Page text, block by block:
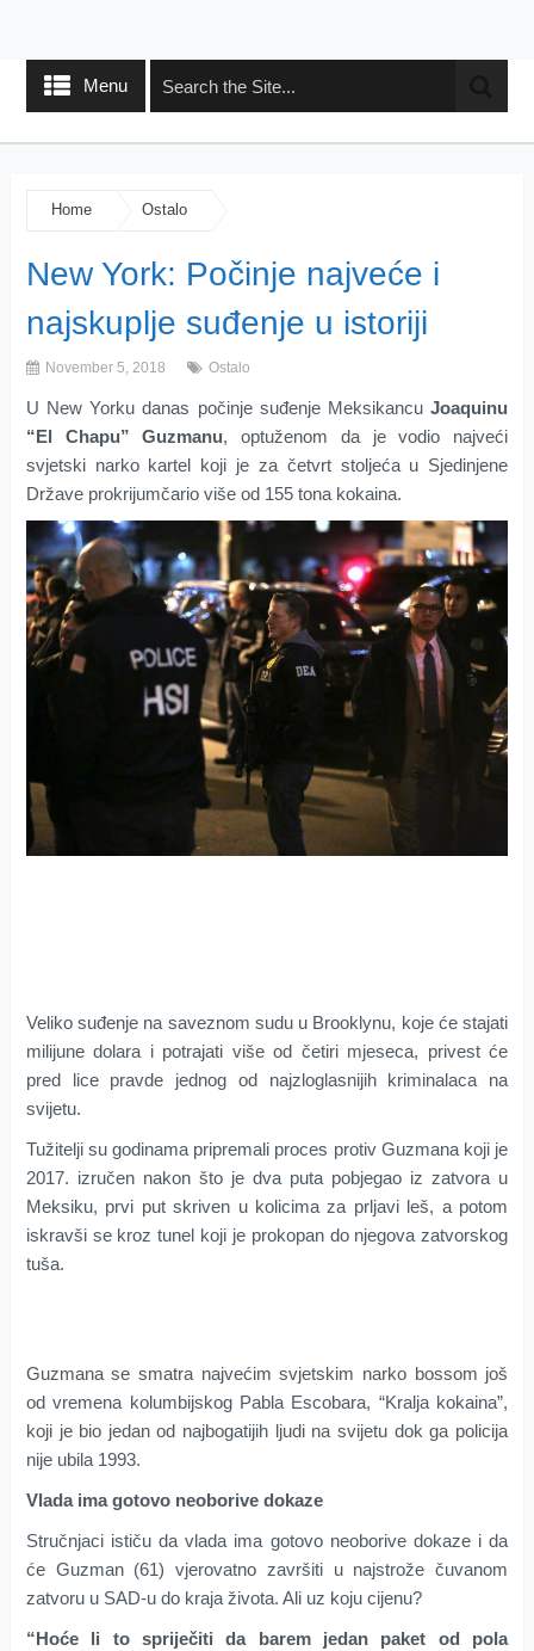
Menu
Home Ostalo
New York: Počinje najveće i
najskuplje suđenje u istoriji
November 5, 2018 Ostalo
U New Yorku danas počinje suđenje MeksikancuJoaquinu
“El Chapu” Guzmanu, optuženom da je vodio najveći
svjetski narko kartel koji je za četvrt stoljeća u Sjedinjene
Države prokrijumčario više od 155 tona kokaina.
Veliko suđenje na saveznom sudu u Brooklynu, koje će stajati
milijune dolara i potrajati više od četiri mjeseca, privest će
pred lice pravde jednog od najzloglasnijih kriminalaca na
svijetu.
Tužitelji su godinama pripremali proces protiv Guzmana koji je
2017. izručen nakon što je dva puta pobjegao iz zatvora u
Meksiku, prvi put skriven u kolicima za prljavi leš, a potom
iskravši se kroz tunel koji je prokopan do njegova zatvorskog
tuša.
Guzmana se smatra najvećim svjetskim narko bossom još
od vremena kolumbijskog Pabla Escobara, “Kralja kokaina”,
koji je bio jedan od najbogatijih ljudi na svijetu dok ga policija
nije ubila 1993.
Vlada ima gotovo neoborive dokaze
Stručnjaci ističu da vlada ima gotovo neoborive dokaze i da
će Guzman (61) vjerovatno završiti u najstrože čuvanom
zatvoru u SAD-u do kraja života. Ali uz koju cijenu?
“Hoće li to spriječiti da barem jedan paket od pola